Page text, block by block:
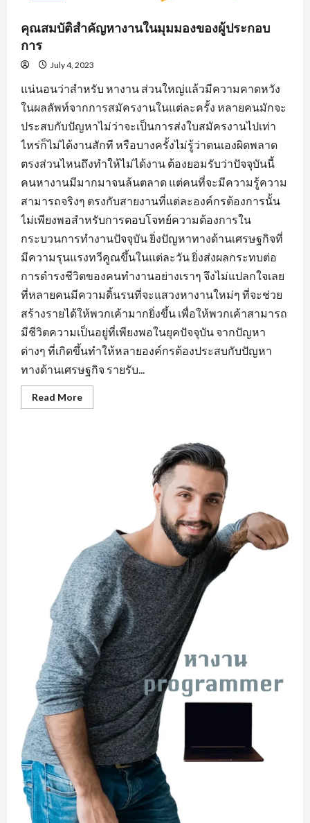
คุณสมบัติสำคัญหางานในมุมมองของผู้ประกอบ
การ
July 4, 2023
แน่นอนว่าสำหรับ หางาน ส่วนใหญ่แล้วมีความคาดหวัง
ในผลลัพท์จากการสมัครงานในแต่ละครั้ง หลายคนมักจะ
ประสบกับปัญหาไม่ว่าจะเป็นการส่งใบสมัครงานไปเท่า
ไหร่ก็ไม่ได้งานสักที หรือบางครั้งไม่รู้ว่าตนเองผิดพลาด
ตรงส่วนไหนถึงทำให้ไม่ได้งาน ต้องยอมรับว่าปัจจุบันนี้
คนหางานมีมากมาจนล้นตลาด แต่คนที่จะมีความรู้ความ
สามารถจริงๆ ตรงกับสายงานที่แต่ละองค์กรต้องการนั้น
ไม่เพียงพอสำหรับการตอบโจทย์ความต้องการใน
กระบวนการทำงานปัจจุบัน ยิ่งปัญหาทางด้านเศรษฐกิจที่
มีความรุนแรงทวีคูณขึ้นในแต่ละวัน ยิ่งส่งผลกระทบต่อ
การดำรงชีวิตของคนทำงานอย่างเราๆ จึงไม่แปลกใจเลย
ที่หลายคนมีความดิ้นรนที่จะแสวงหางานใหม่ๆ ที่จะช่วย
สร้างรายได้ให้พวกเค้ามากยิ่งขึ้น เพื่อให้พวกเค้าสามารถ
มีชีวิตความเป็นอยู่ที่เพียงพอในยุคปัจจุบัน จากปัญหา
ต่างๆ ที่เกิดขึ้นทำให้หลายองค์กรต้องประสบกับปัญหา
ทางด้านเศรษฐกิจ รายรับ...
Read MoreRead
more